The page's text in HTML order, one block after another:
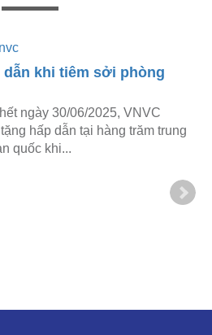
dẫn khi tiêm sởi phòng
ngày 30/06/2025, VNVC
hấp dẫn tại hàng trăm trung
quốc khi...